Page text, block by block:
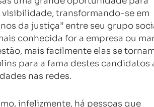
visibilidade, transformando-se em
da justiça” entre seu grupo
conhecida for a empresa ou
mais facilmente elas se
para a fama destes candidatos
nas redes.
infelizmente, há pessoas que